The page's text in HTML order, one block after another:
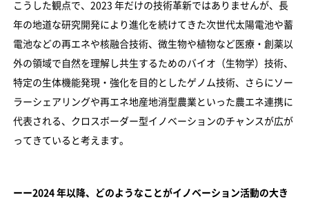
こうした観点で、2023 年だけの技術革新ではありませんが、長
年の地道な研究開発により進化を続けてきた次世代太陽電池や蓄
電池などの再エネや核融合技術、微生物や植物など医療・創薬以
外の領域で自然を理解し共生するためのバイオ（生物学）技術、
特定の生体機能発現・強化を目的としたゲノム技術、さらにソー
ラーシェアリングや再エネ地産地消型農業といった農エネ連携に
代表される、クロスボーダー型イノベーションのチャンスが広が
ってきていると考えます。
ーー2024 年以降、どのようなことがイノベーション活動の大き